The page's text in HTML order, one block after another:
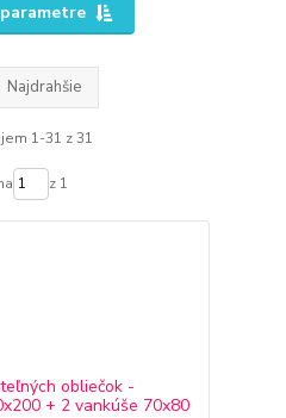
Najdrahšie
1-31 z 31
z 1